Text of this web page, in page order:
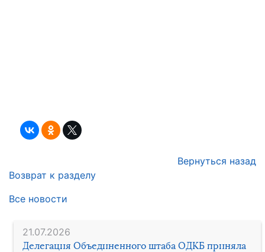
21.07.2026
Делегация Объединенного штаба ОДКБ приняла
Вернуться назад
Возврат к разделу
Все новости